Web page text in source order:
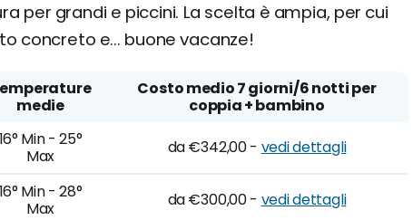
per grandi e piccini. La scelta è ampia, per cui
concreto e... buone vacanze!
medie
Costo medio 7 giorni/6 notti per
coppia + bambino
16° Min - 25°
Max
da €342,00 - vedi dettagli
16° Min - 28°
Max
da €300,00 - vedi dettagli